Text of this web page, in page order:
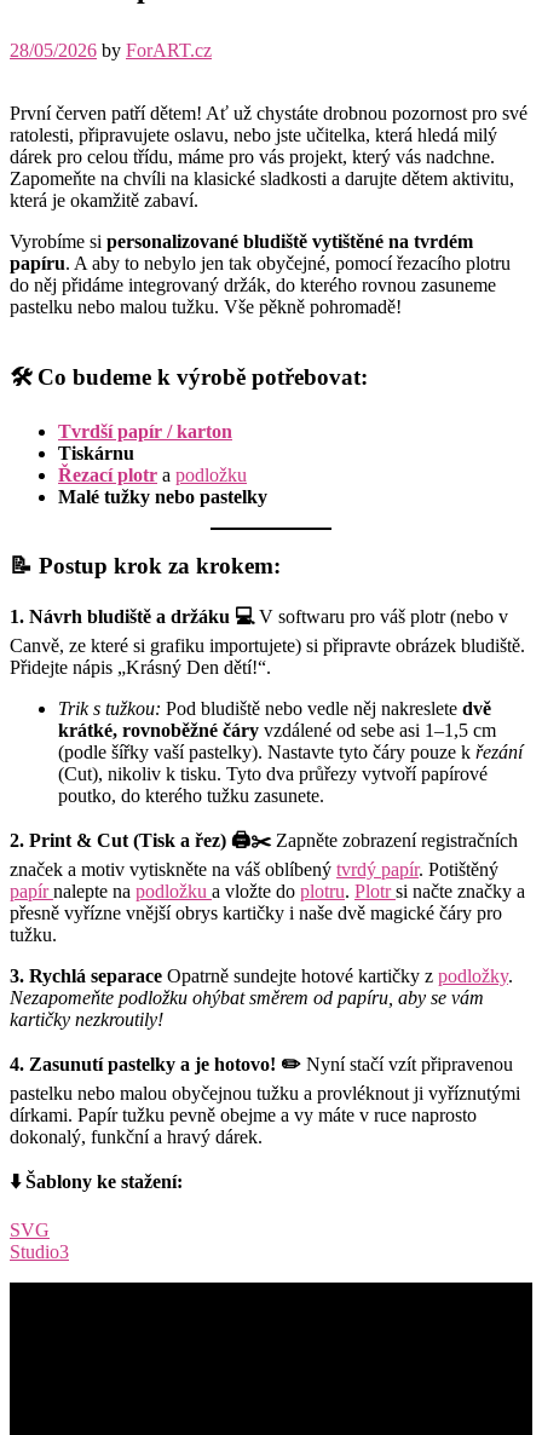
28/05/2026 by ForART.cz
První červen patří dětem! Ať už chystáte drobnou pozornost pro své
ratolesti, připravujete oslavu, nebo jste učitelka, která hledá milý
dárek pro celou třídu, máme pro vás projekt, který vás nadchne.
Zapomeňte na chvíli na klasické sladkosti a darujte dětem aktivitu,
která je okamžitě zabaví.
Vyrobíme si personalizované bludiště vytištěné na tvrdém
papíru. A aby to nebylo jen tak obyčejné, pomocí řezacího plotru
do něj přidáme integrovaný držák, do kterého rovnou zasuneme
pastelku nebo malou tužku. Vše pěkně pohromadě!
🛠️ Co budeme k výrobě potřebovat:
Tvrdší papír / karton
Tiskárnu
Řezací plotr a podložku
Malé tužky nebo pastelky
📝 Postup krok za krokem:
1. Návrh bludiště a držáku 💻 V softwaru pro váš plotr (nebo v
Canvě, ze které si grafiku importujete) si připravte obrázek bludiště.
Přidejte nápis „Krásný Den dětí!“.
Trik s tužkou: Pod bludiště nebo vedle něj nakreslete dvě
krátké, rovnoběžné čáry vzdálené od sebe asi 1–1,5 cm
(podle šířky vaší pastelky). Nastavte tyto čáry pouze k řezání
(Cut), nikoliv k tisku. Tyto dva průřezy vytvoří papírové
poutko, do kterého tužku zasunete.
2. Print & Cut (Tisk a řez) 🖨️✂️ Zapněte zobrazení registračních
značek a motiv vytiskněte na váš oblíbený tvrdý papír. Potištěný
papírnalepte na podložku a vložte do plotru. Plotrsi načte značky a
přesně vyřízne vnější obrys kartičky i naše dvě magické čáry pro
tužku.
3. Rychlá separace Opatrně sundejte hotové kartičky z podložky.
Nezapomeňte podložku ohýbat směrem od papíru, aby se vám
kartičky nezkroutily!
4. Zasunutí pastelky a je hotovo! ✏️ Nyní stačí vzít připravenou
pastelku nebo malou obyčejnou tužku a provléknout ji vyříznutými
dírkami. Papír tužku pevně obejme a vy máte v ruce naprosto
dokonalý, funkční a hravý dárek.
⬇️ Šablony ke stažení:
SVG
Studio3